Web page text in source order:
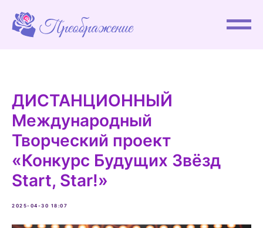
ДИСТАНЦИОННЫЙ
Международный
Творческий проект
«Конкурс Будущих Звёзд
Start, Star!»
2025-04-30 18:07